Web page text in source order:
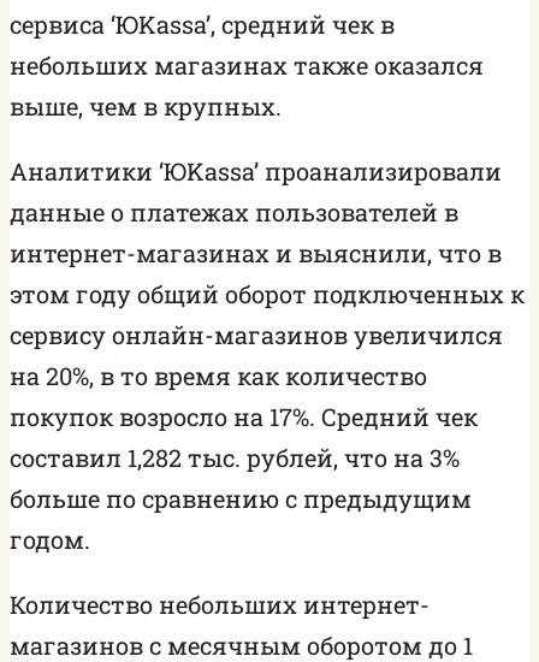
сервиса ‘ЮKassa’, средний чек в
небольших магазинах также оказался
выше, чем в крупных.
Аналитики ‘ЮKassa’ проанализировали
данные о платежах пользователей в
интернет-магазинах и выяснили, что в
этом году общий оборот подключенных к
сервису онлайн-магазинов увеличился
на 20%, в то время как количество
покупок возросло на 17%. Средний чек
составил 1,282 тыс. рублей, что на 3%
больше по сравнению с предыдущим
годом.
Количество небольших интернет-
магазинов с месячным оборотом до 1